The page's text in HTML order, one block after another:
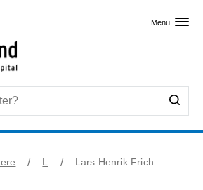
Menu
L Lars Henrik Frich